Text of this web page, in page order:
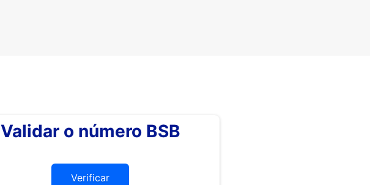
Validar o número BSB
Verificar